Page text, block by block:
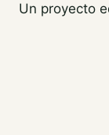
Un proyecto